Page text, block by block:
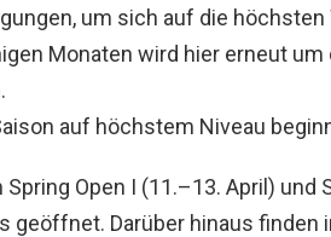
um sich auf die
Monaten wird hier erneut um
auf höchstem Niveau
Open I (11.–13. April) und
geöffnet. Darüber hinaus finden